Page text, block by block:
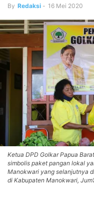
By Redaksi - 16 Mei 2020
Ketua DPD Golkar Papua
simbolis paket pangan lokal
Manokwari yang selanjutnya
di Kabupaten Manokwari,